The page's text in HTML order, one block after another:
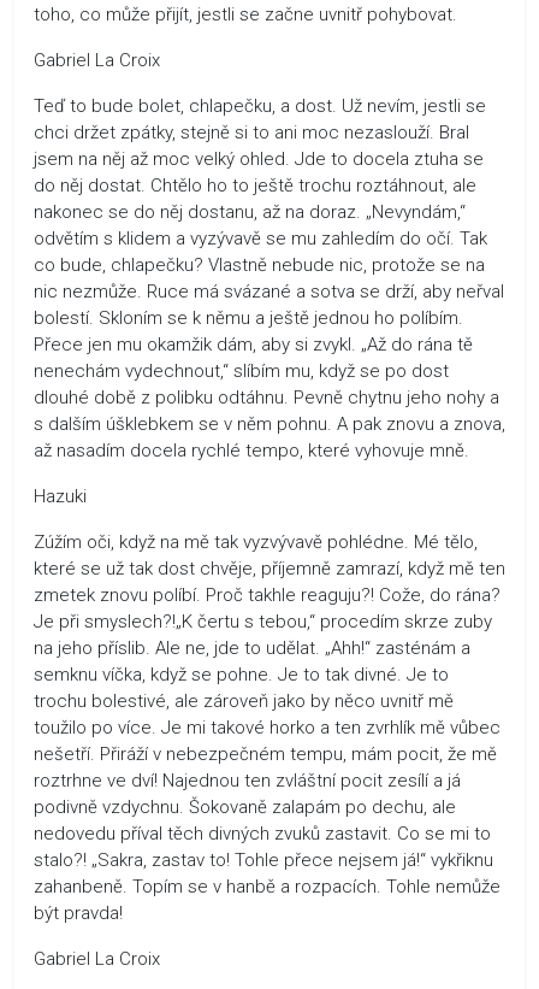
toho, co může přijít, jestli se začne uvnitř pohybovat.
Gabriel La Croix
Teď to bude bolet, chlapečku, a dost. Už nevím, jestli se
chci držet zpátky, stejně si to ani moc nezaslouží. Bral
jsem na něj až moc velký ohled. Jde to docela ztuha se
do něj dostat. Chtělo ho to ještě trochu roztáhnout, ale
nakonec se do něj dostanu, až na doraz. „Nevyndám,“
odvětím s klidem a vyzývavě se mu zahledím do očí. Tak
co bude, chlapečku? Vlastně nebude nic, protože se na
nic nezmůže. Ruce má svázané a sotva se drží, aby neřval
bolestí. Skloním se k němu a ještě jednou ho políbím.
Přece jen mu okamžik dám, aby si zvykl. „Až do rána tě
nenechám vydechnout,“ slíbím mu, když se po dost
dlouhé době z polibku odtáhnu. Pevně chytnu jeho nohy a
s dalším úšklebkem se v něm pohnu. A pak znovu a znova,
až nasadím docela rychlé tempo, které vyhovuje mně.
Hazuki
Zúžím oči, když na mě tak vyzvývavě pohlédne. Mé tělo,
které se už tak dost chvěje, příjemně zamrazí, když mě ten
zmetek znovu políbí. Proč takhle reaguju?! Cože, do rána?
Je při smyslech?!„K čertu s tebou,“ procedím skrze zuby
na jeho příslib. Ale ne, jde to udělat. „Ahh!“ zasténám a
semknu víčka, když se pohne. Je to tak divné. Je to
trochu bolestivé, ale zároveň jako by něco uvnitř mě
toužilo po více. Je mi takové horko a ten zvrhlík mě vůbec
nešetří. Přiráží v nebezpečném tempu, mám pocit, že mě
roztrhne ve dví! Najednou ten zvláštní pocit zesílí a já
podivně vzdychnu. Šokovaně zalapám po dechu, ale
nedovedu příval těch divných zvuků zastavit. Co se mi to
stalo?! „Sakra, zastav to! Tohle přece nejsem já!“ vykřiknu
zahanbeně. Topím se v hanbě a rozpacích. Tohle nemůže
být pravda!
Gabriel La Croix